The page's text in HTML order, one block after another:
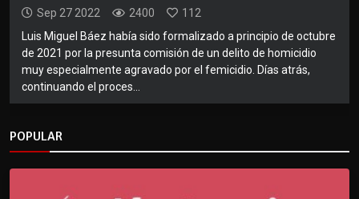
Sep 27 2022 2400
112
Luis Miguel Báez había sido formalizado a principio de octubre
de 2021 por la presunta comisión de un delito de homicidio
muy especialmente agravado por el femicidio. Días atrás,
continuando el proces...
POPULAR